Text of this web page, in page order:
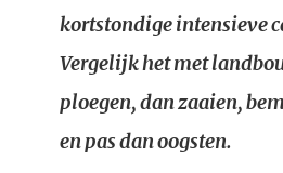
kortstondige intensieve
Vergelijk het met
ploegen, dan zaaien,
en pas dan oogsten.